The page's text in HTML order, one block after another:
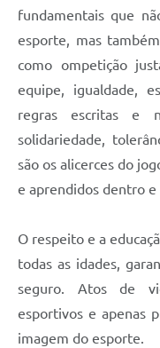
fundamentais que
esporte, mas
como ompetição
equipe, igualdade,
regras escritas e
solidariedade,
são os alicerces do
e aprendidos dentro e
O respeito e a
todas as idades,
seguro. Atos de
esportivos e apenas
imagem do esporte.